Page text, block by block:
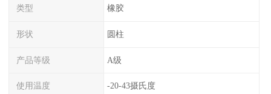
类型 橡胶
形状 圆柱
产品等级 A级
使用温度 -20-43摄氏度